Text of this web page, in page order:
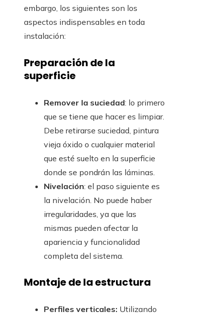
embargo, los siguientes son los
aspectos indispensables en toda
instalación:
Preparación de la
superficie
Remover la suciedad: lo primero
que se tiene que hacer es limpiar.
Debe retirarse suciedad, pintura
vieja óxido o cualquier material
que esté suelto en la superficie
donde se pondrán las láminas.
Nivelación: el paso siguiente es
la nivelación. No puede haber
irregularidades, ya que las
mismas pueden afectar la
apariencia y funcionalidad
completa del sistema.
Montaje de la estructura
Perfiles verticales: Utilizando